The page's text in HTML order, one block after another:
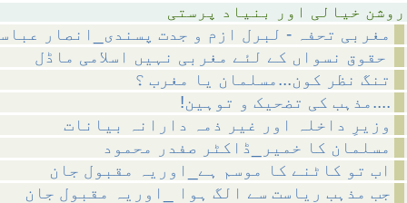
مغربی تحفہ - لبرل ازم و جدت پسندی_انصار
تنگ نظر کون...مسلمان یا مغرب ؟
!مذہب کی تضحیک و توہین....
وزیرِ داخلہ اور غیر ذمہ دارانہ بیانات
مسلمان کا خمیر_ڈاکٹر صفدر محمود
اب تو کاٹنے کا موسم ہے_اوریہ مقبول جان
جب مذہب ریاست سے الگ ہوا _اوریہ مقبول جان